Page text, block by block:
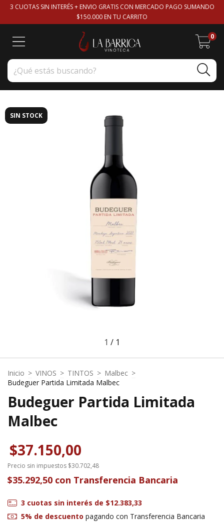
3 CUOTAS SIN INTERÉS + ENVIO GRATIS CON MERCADO PAGO SUMANDO
$150.000 EN TU CARRITO
0
SIN STOCK
1 / 1
Inicio > VINOS > TINTOS > Malbec >
Budeguer Partida Limitada Malbec
Budeguer Partida Limitada
Malbec
$37.150,00
Precio sin impuestos $30.702,48
$35.292,50 con Transferencia Bancaria
3 cuotas sin interés de $12.383,33
5% de descuento pagando con Transferencia Bancaria